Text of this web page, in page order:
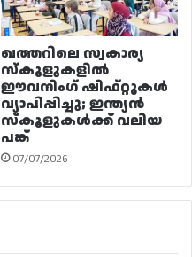
ഖത്തറിലെ സ്വകാര്യ
സ്കൂളുകളിൽ
ഈവനിംഗ് ഷിഫ്റ്റുകൾ
വ്യാപിപ്പിച്ചു; ഇന്ത്യൻ
സ്കൂളുകൾക്ക് വലിയ
പങ്ക്
07/07/2026